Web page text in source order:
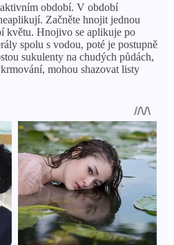
období. V období
Začněte hnojit jednou
květu. Hnojivo se aplikuje po
spolu s vodou, poté je postupně
sukulenty na chudých půdách,
mohou shazovat listy